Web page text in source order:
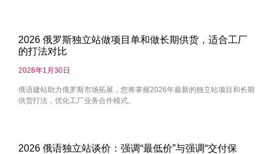
2026 俄罗斯独立站做项目单和做长期供货，适合工厂
的打法对比
2026年1月30日
俄语建站助力俄罗斯市场拓展，您将掌握2026年最新的独立站项目和长期
供货打法，优化工厂业务合作模式。
2026 俄语独立站谈价：强调“最低价”与强调“交付保